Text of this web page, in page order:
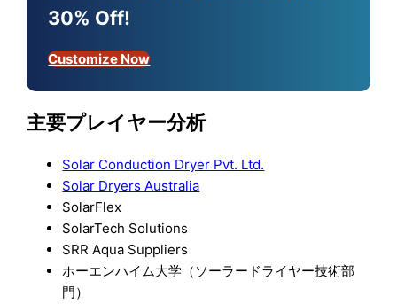
30% Off!
Customize Now
主要プレイヤー分析
Solar Conduction Dryer Pvt. Ltd.
Solar Dryers Australia
SolarFlex
SolarTech Solutions
SRR Aqua Suppliers
ホーエンハイム大学（ソーラードライヤー技術部
門）